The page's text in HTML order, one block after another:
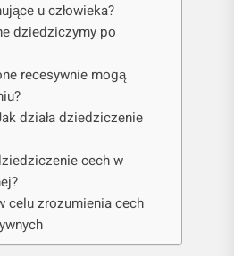
u człowieka?
dziedziczymy po
recesywnie mogą
działa dziedziczenie
cech w
celu zrozumienia cech